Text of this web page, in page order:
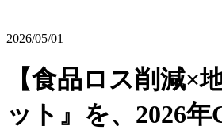
2026/05/01
【食品ロス削減×
ット』を、2026